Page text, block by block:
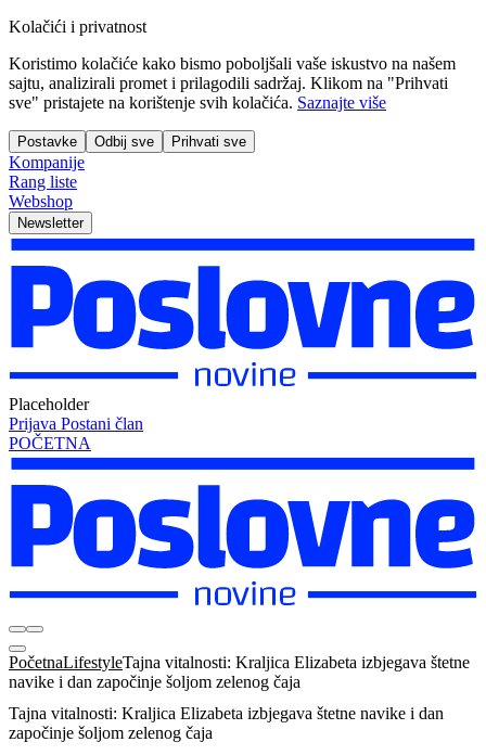
Kolačići i privatnost
Koristimo kolačiće kako bismo poboljšali vaše iskustvo na našem
sajtu, analizirali promet i prilagodili sadržaj. Klikom na "Prihvati
sve" pristajete na korištenje svih kolačića. Saznajte više
Postavke Odbij sve Prihvati sve
Kompanije
Rang liste
Webshop
Newsletter
Placeholder
Prijava Postani član
POČETNA
PočetnaLifestyleTajna vitalnosti: Kraljica Elizabeta izbjegava štetne
navike i dan započinje šoljom zelenog čaja
Tajna vitalnosti: Kraljica Elizabeta izbjegava štetne navike i dan
započinje šoljom zelenog čaja